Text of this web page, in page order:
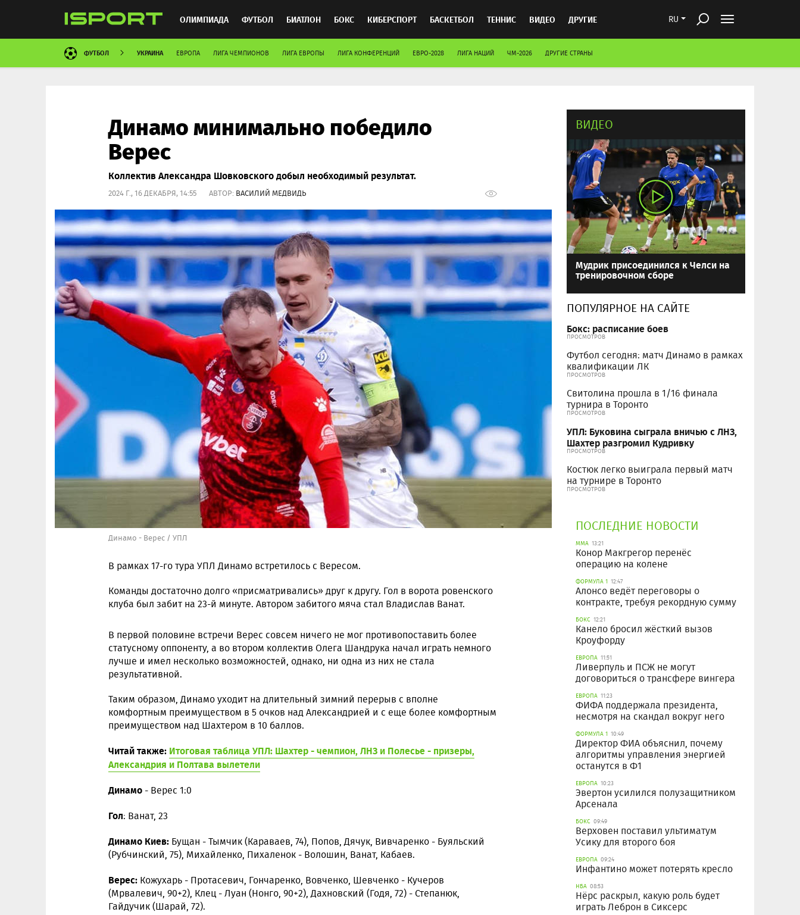
RU
ОЛИМПИАДА ФУТБОЛ БИАТЛОН БОКС КИБЕРСПОРТ БАСКЕТБОЛ ТЕННИС ВИДЕО ДРУГИЕ
ХОККЕЙ ММА АВТОСПОРТ
ФУТБОЛ УКРАИНА ЕВРОПА ЛИГА ЧЕМПИОНОВ ЛИГА ЕВРОПЫ ЛИГА КОНФЕРЕНЦИЙ ЕВРО-2028 ЛИГА НАЦИЙ ЧМ-2026 ДРУГИЕ СТРАНЫ
Динамо минимально победило
Верес
Коллектив Александра Шовковского добыл необходимый результат.
2024 Г., 16 ДЕКАБРЯ, 14:55 АВТОР: ВАСИЛИЙ МЕДВИДЬ
Динамо - Верес / УПЛ
В рамках 17-го тура УПЛ Динамо встретилось с Вересом.
Команды достаточно долго «присматривались» друг к другу. Гол в ворота ровенского
клуба был забит на 23-й минуте. Автором забитого мяча стал Владислав Ванат.
В первой половине встречи Верес совсем ничего не мог противопоставить более
статусному оппоненту, а во втором коллектив Олега Шандрука начал играть немного
лучше и имел несколько возможностей, однако, ни одна из них не стала
результативной.
Таким образом, Динамо уходит на длительный зимний перерыв с вполне
комфортным преимуществом в 5 очков над Александрией и с еще более комфортным
преимуществом над Шахтером в 10 баллов.
Читай также: Итоговая таблица УПЛ: Шахтер - чемпион, ЛНЗ и Полесье - призеры,
Александрия и Полтава вылетели
Динамо - Верес 1:0
Гол: Ванат, 23
Динамо Киев: Бущан - Тымчик (Караваев, 74), Попов, Дячук, Вивчаренко - Буяльский
(Рубчинский, 75), Михайленко, Пихаленок - Волошин, Ванат, Кабаев.
Верес: Кожухарь - Протасевич, Гончаренко, Вовченко, Шевченко - Кучеров
(Мрвалевич, 90+2), Клец - Луан (Нонго, 90+2), Дахновский (Годя, 72) - Степанюк,
Гайдучик (Шарай, 72).
ВИДЕО
Мудрик присоединился к Челси на
тренировочном сборе
ПОПУЛЯРНОЕ НА САЙТЕ
Бокс: расписание боев
ПРОСМОТРОВ
Футбол сегодня: матч Динамо в рамках
квалификации ЛК
ПРОСМОТРОВ
Свитолина прошла в 1/16 финала
турнира в Торонто
ПРОСМОТРОВ
УПЛ: Буковина сыграла вничью с ЛНЗ,
Шахтер разгромил Кудривку
ПРОСМОТРОВ
Костюк легко выиграла первый матч
на турнире в Торонто
ПРОСМОТРОВ
ПОСЛЕДНИЕ НОВОСТИ
ММА 13:21
Конор Макгрегор перенёс
операцию на колене
ФОРМУЛА 1 12:47
Алонсо ведёт переговоры о
контракте, требуя рекордную сумму
БОКС 12:21
Канело бросил жёсткий вызов
Кроуфорду
ЕВРОПА 11:51
Ливерпуль и ПСЖ не могут
договориться о трансфере вингера
ЕВРОПА 11:23
ФИФА поддержала президента,
несмотря на скандал вокруг него
ФОРМУЛА 1 10:49
Директор ФИА объяснил, почему
алгоритмы управления энергией
останутся в Ф1
ЕВРОПА 10:23
Эвертон усилился полузащитником
Арсенала
БОКС 09:49
Верховен поставил ультиматум
Усику для второго боя
ЕВРОПА 09:24
Инфантино может потерять кресло
НБА 08:53
Нёрс раскрыл, какую роль будет
играть Леброн в Сиксерс